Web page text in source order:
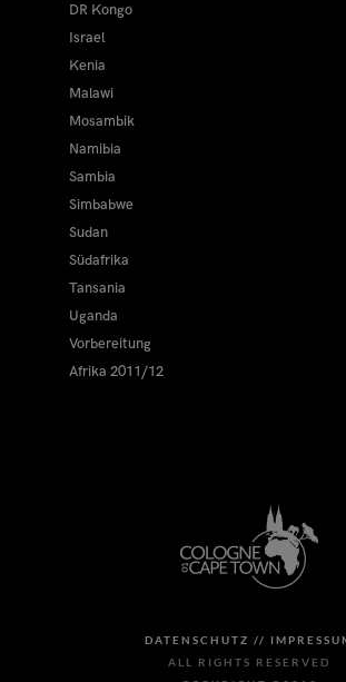
DR Kongo
Israel
Kenia
Malawi
Mosambik
Namibia
Sambia
Simbabwe
Sudan
Südafrika
Tansania
Uganda
Vorbereitung
Afrika 2011/12
DATENSCHUTZ //
ALL RIGHTS RESERVED